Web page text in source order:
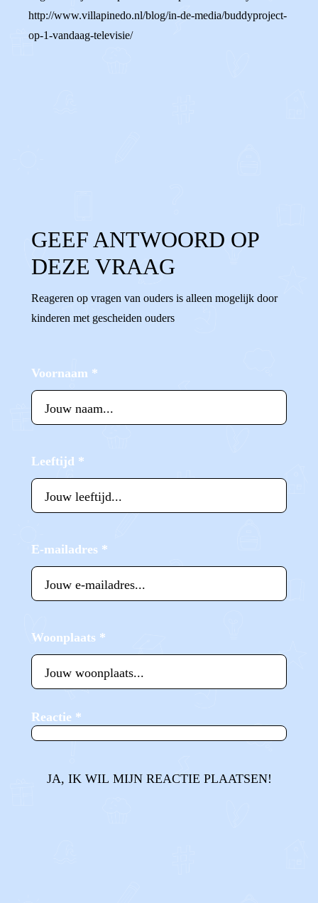
http://www.villapinedo.nl/blog/in-de-media/buddyproject-
op-1-vandaag-televisie/
GEEF ANTWOORD OP
DEZE VRAAG
Reageren op vragen van ouders is alleen mogelijk door
kinderen met gescheiden ouders
Voornaam *
Leeftijd *
E-mailadres *
Woonplaats *
Reactie *
JA, IK WIL MIJN REACTIE PLAATSEN!